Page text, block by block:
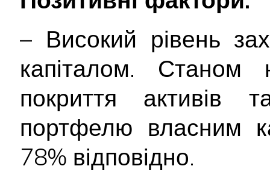
– Високий рівень
капіталом.
покриття активів
портфелю власним
78% відповідно.